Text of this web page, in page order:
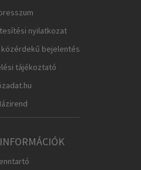
nyilatkozat
közérdekű bejelentés
tájékoztató